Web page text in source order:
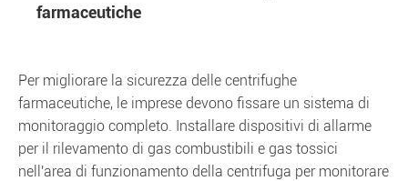
farmaceutiche
Per migliorare la sicurezza delle centrifughe
farmaceutiche, le imprese devono fissare un sistema di
monitoraggio completo. Installare dispositivi di allarme
per il rilevamento di gas combustibili e gas tossici
nell'area di funzionamento della centrifuga per monitorare